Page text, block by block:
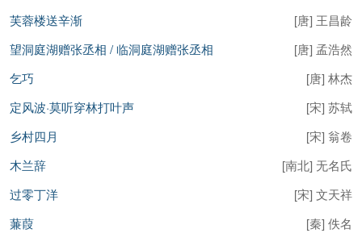
芙蓉楼送辛渐
[唐] 王昌龄
望洞庭湖赠张丞相 / 临洞庭湖赠张丞相
[唐] 孟浩然
乞巧
[唐] 林杰
定风波·莫听穿林打叶声
[宋] 苏轼
乡村四月
[宋] 翁卷
木兰辞
[南北] 无名氏
过零丁洋
[宋] 文天祥
蒹葭
[秦] 佚名